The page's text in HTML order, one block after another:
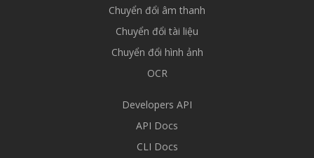
Chuyển đổi âm thanh
Chuyển đổi tài liệu
Chuyển đổi hình ảnh
OCR
Developers API
API Docs
CLI Docs